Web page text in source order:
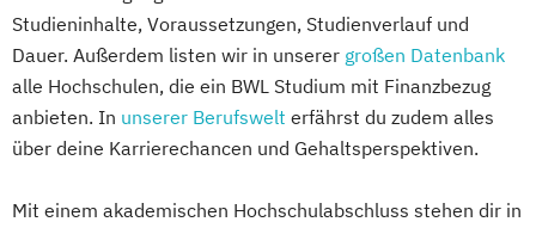
Studieninhalte, Voraussetzungen, Studienverlauf und
Dauer. Außerdem listen wir in unserer großen Datenbank
alle Hochschulen, die ein BWL Studium mit Finanzbezug
anbieten. In unserer Berufswelt erfährst du zudem alles
über deine Karrierechancen und Gehaltsperspektiven.
Mit einem akademischen Hochschulabschluss stehen dir in